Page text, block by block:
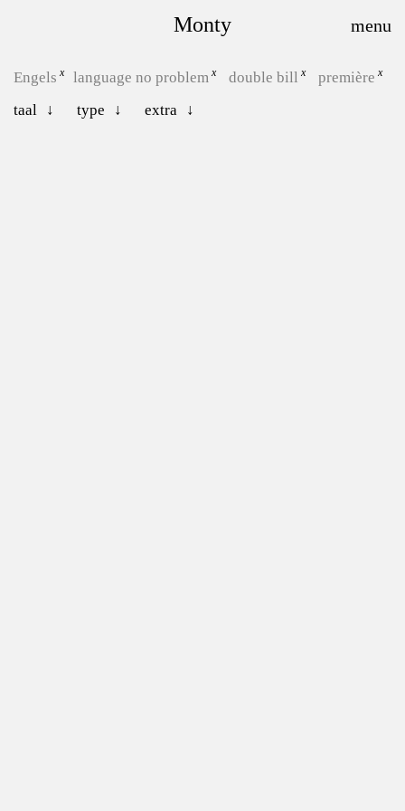
Monty
Engels language no problem double bill
première
taal
type extra